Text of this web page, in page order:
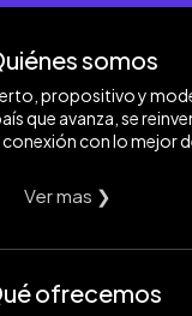
somos
propositivo y
que avanza, se
con lo mejor
Ver mas ❯
ofrecemos